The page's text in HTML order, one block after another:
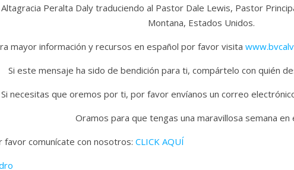
Peralta Daly traduciendo al Pastor Dale Lewis, Pastor
Montana, Estados Unidos.
mayor información y recursos en español por favor visita
Si este mensaje ha sido de bendición para ti, compártelo con quién
Si necesitas que oremos por ti, por favor envíanos un correo
Oramos para que tengas una maravillosa semana en
favor comunícate con nosotros: CLICK AQUÍ